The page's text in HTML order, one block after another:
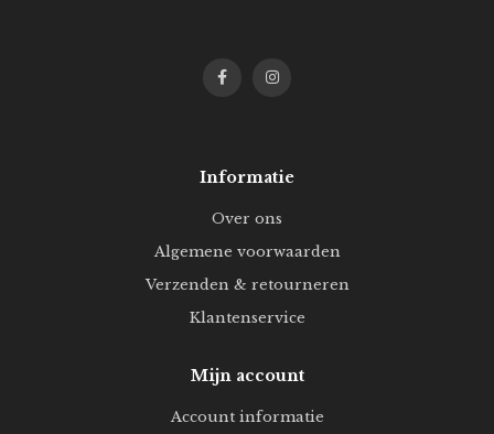
Informatie
Over ons
Algemene voorwaarden
Verzenden & retourneren
Klantenservice
Mijn account
Account informatie